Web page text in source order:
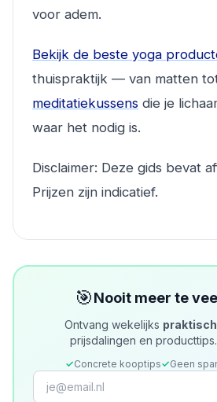
voor adem.
Bekijk de beste yoga
thuispraktijk — van matten
meditatiekussens die je
waar het nodig is.
Disclaimer: Deze gids bevat
Prijzen zijn indicatief.
🎯Nooit meer te
Ontvang wekelijks
prijsdalingen en
✓Concrete kooptips✓Geen